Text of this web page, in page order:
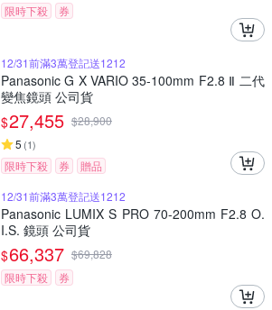
限時下殺
券
12/31前滿3萬登記送1212
Panasonic G X VARIO 35-100mm F2.8 Ⅱ 二代
變焦鏡頭 公司貨
$27,455 $28,900
5 (1)
限時下殺 券 贈品
12/31前滿3萬登記送1212
Panasonic LUMIX S PRO 70-200mm F2.8 O.
I.S. 鏡頭 公司貨
$66,337 $69,828
限時下殺
券